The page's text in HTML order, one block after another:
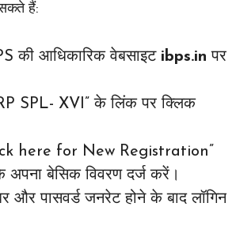
हैं:
की आधिकारिक वेबसाइट ibps.in पर
SPL- XVI” के लिंक पर क्लिक
here for New Registration”
बेसिक विवरण दर्ज करें।
और पासवर्ड जनरेट होने के बाद लॉगिन